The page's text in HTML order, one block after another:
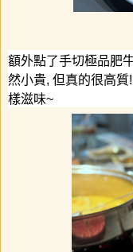
額外點了手切極品肥
然小貴, 但真的很高質!
樣滋味~